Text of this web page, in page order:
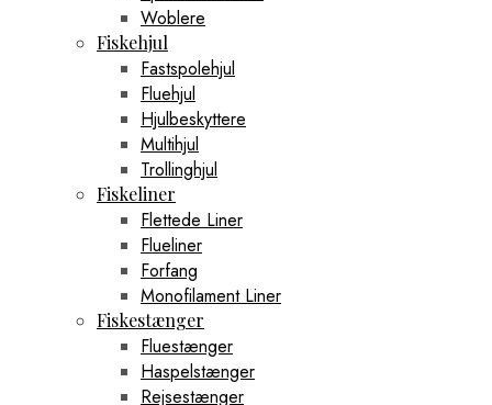
Woblere
Fiskehjul
Fastspolehjul
Fluehjul
Hjulbeskyttere
Multihjul
Trollinghjul
Fiskeliner
Flettede Liner
Flueliner
Forfang
Monofilament Liner
Fiskestænger
Fluestænger
Haspelstænger
Rejsestænger